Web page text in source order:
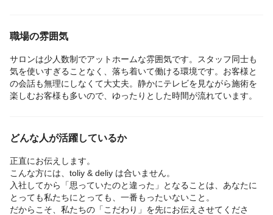
デザインまで丁寧にお教えします。身につけた技術は一生の財産
になると考えています。
これからもご来店いただくお客様が増えていく中で、将来的には2
店舗目の出店も考えています。そんな私たちと一緒に、温かい雰
囲気の中で成長していける仲間を募集しています。
職場の雰囲気
サロンは少人数制でアットホームな雰囲気です。スタッフ同士も
気を使いすぎることなく、落ち着いて働ける環境です。お客様と
の会話も無理にしなくて大丈夫。静かにテレビを見ながら施術を
楽しむお客様も多いので、ゆったりとした時間が流れています。
どんな人が活躍しているか
正直にお伝えします。
こんな方には、toliy & deliy は合いません。
入社してから「思っていたのと違った」となることは、あなたに
とっても私たちにとっても、一番もったいないこと。
だからこそ、私たちの「こだわり」を先にお伝えさせてくださ